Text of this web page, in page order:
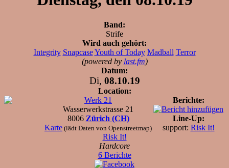
Band:
Strife
Wird auch gehört:
Integrity Snapcase Youth of Today Madball Terror
(powered by last.fm)
Datum:
Di, 08.10.19
Location:
Werk 21
Wasserwerkstrasse 21
8006 Zürich (CH)
Karte (lädt Daten von Openstreetmap)
Berichte:
Line-Up:
support: Risk It!
Risk It!
Hardcore
6 Berichte